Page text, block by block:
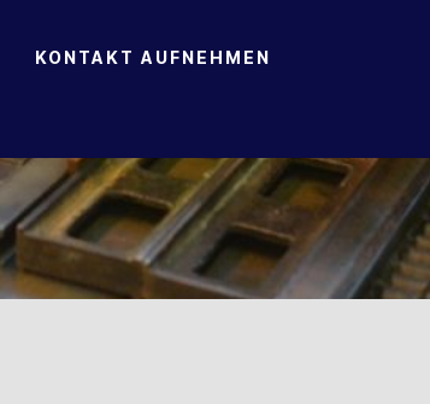
KONTAKT AUFNEHMEN